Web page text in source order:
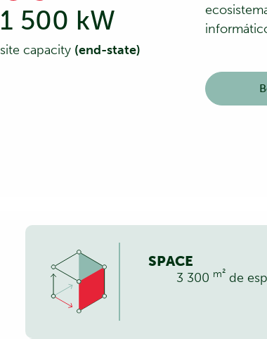
1 500 kW
site capacity (end-state)
SPACE
3 300 m² de